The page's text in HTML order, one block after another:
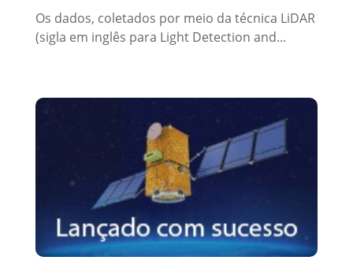
Os dados, coletados por meio da técnica LiDAR
(sigla em inglês para Light Detection and...